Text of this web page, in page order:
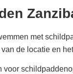
met
de locatie en
voor